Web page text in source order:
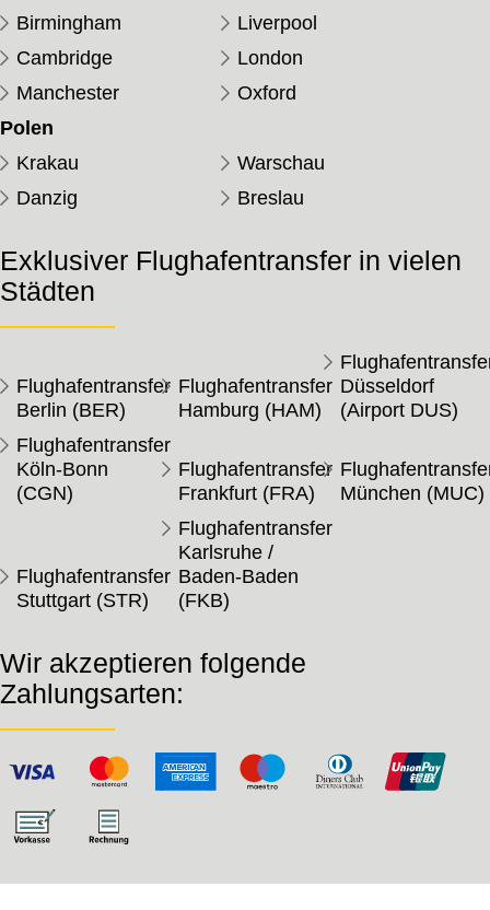
Birmingham
Liverpool
Cambridge
London
Manchester
Oxford
Polen
Krakau
Warschau
Danzig
Breslau
Exklusiver Flughafentransfer in vielen
Städten
Flughafentransfer
Berlin (BER)
Flughafentransfer
Hamburg (HAM)
Düsseldorf
(Airport DUS)
Flughafentransfer
Köln-Bonn
(CGN)
Flughafentransfer
Frankfurt (FRA)
München (MUC)
Flughafentransfer
Stuttgart (STR)
Flughafentransfer
Karlsruhe /
Baden-Baden
(FKB)
Wir akzeptieren folgende
Zahlungsarten: